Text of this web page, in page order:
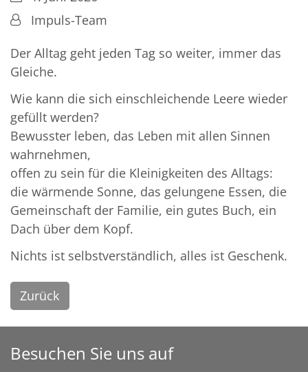
Von:Impuls-Team
Der Alltag geht jeden Tag so weiter, immer das
Gleiche.
Wie kann die sich einschleichende Leere wieder
gefüllt werden?
Bewusster leben, das Leben mit allen Sinnen
wahrnehmen,
offen zu sein für die Kleinigkeiten des Alltags:
die wärmende Sonne, das gelungene Essen, die
Gemeinschaft der Familie, ein gutes Buch, ein
Dach über dem Kopf.
Nichts ist selbstverständlich, alles ist Geschenk.
Zurück
Besuchen Sie uns auf